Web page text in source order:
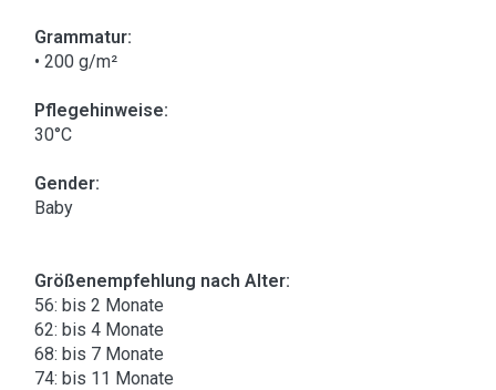
Grammatur:
• 200 g/m²
Pflegehinweise:
30°C
Gender:
Baby
Größenempfehlung nach Alter:
56: bis 2 Monate
62: bis 4 Monate
68: bis 7 Monate
74: bis 11 Monate